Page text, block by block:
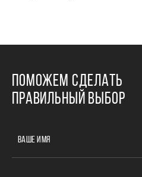
ПОМОЖЕМ СДЕЛАТЬ
ПРАВИЛЬНЫЙ ВЫБОР
ВАШЕ ИМЯ